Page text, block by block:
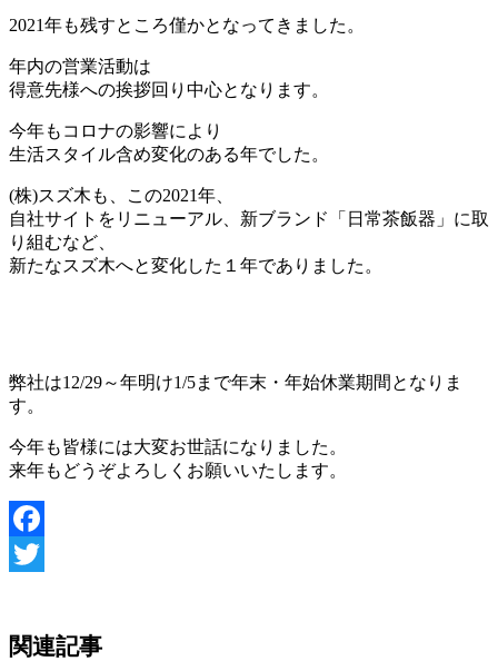
2021年も残すところ僅かとなってきました。
年内の営業活動は
得意先様への挨拶回り中心となります。
今年もコロナの影響により
生活スタイル含め変化のある年でした。
(株)スズ木も、この2021年、
自社サイトをリニューアル、新ブランド「日常茶飯器」に取
り組むなど、
新たなスズ木へと変化した１年でありました。
弊社は12/29～年明け1/5まで年末・年始休業期間となりま
す。
今年も皆様には大変お世話になりました。
来年もどうぞよろしくお願いいたします。
Facebook
関連記事